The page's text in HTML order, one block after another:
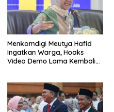
Menkomdigi Meutya Hafid
Ingatkan Warga, Hoaks
Video Demo Lama Kembali